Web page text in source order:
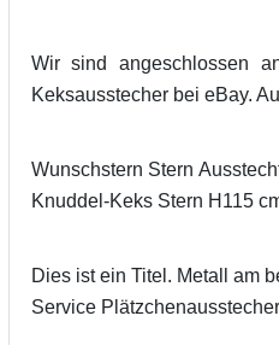
Wir sind angeschlossen
Keksausstecher bei eBay.
Wunschstern Stern
Knuddel-Keks Stern H115
Dies ist ein Titel. Metall am
Service